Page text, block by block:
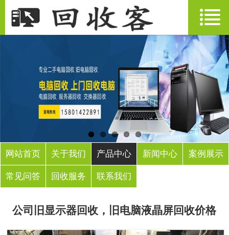
网站首页 关于我们 产品中心 新闻中心 案例展示
常见问答 回收服务 联系我们
公司旧显示器回收，旧电脑液晶屏回收价格